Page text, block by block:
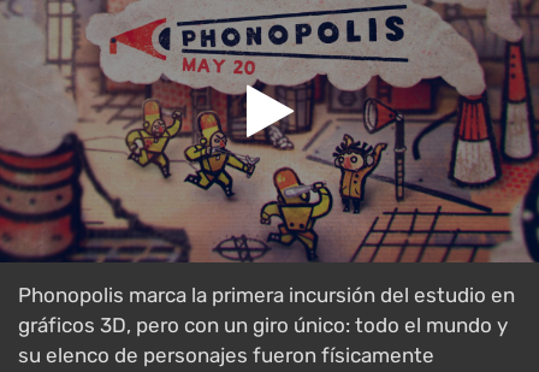
Phonopolis marca la primera incursión del estudio en
gráficos 3D, pero con un giro único: todo el mundo y
su elenco de personajes fueron físicamente